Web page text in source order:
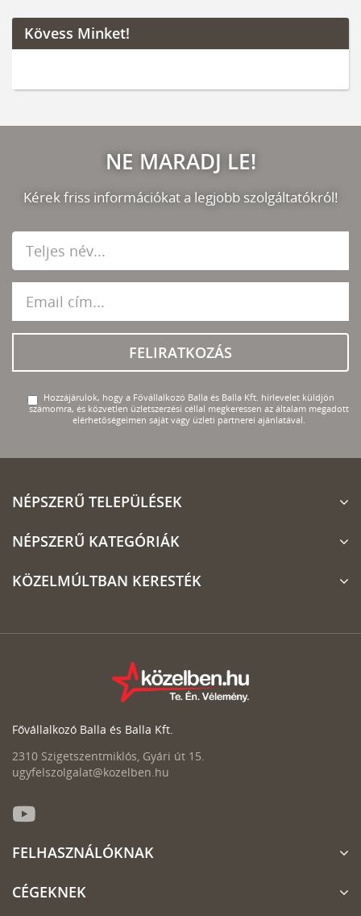
Kövess Minket!
NE MARADJ LE!
Kérek friss információkat a legjobb szolgáltatókról!
FELIRATKOZÁS
Hozzájárulok, hogy a Fővállalkozó Balla és Balla Kft. hírlevelet küldjön
számomra, és közvetlen üzletszerzési céllal megkeressen az általam megadott
elérhetőségeimen saját vagy üzleti partnerei ajánlatával.
NÉPSZERŰ TELEPÜLÉSEK
NÉPSZERŰ KATEGÓRIÁK
KÖZELMÚLTBAN KERESTÉK
Fővállalkozó Balla és Balla Kft.
2310 Szigetszentmiklós, Gyári út 15.
ugyfelszolgalat@kozelben.hu
FELHASZNÁLÓKNAK
CÉGEKNEK